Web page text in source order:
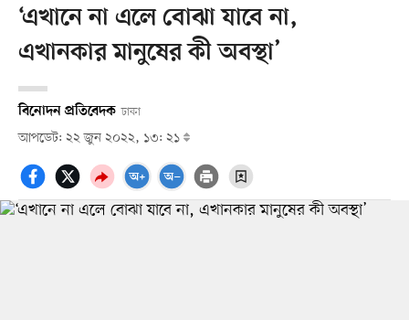
‘এখানে না এলে বোঝা যাবে না,
এখানকার মানুষের কী অবস্থা’
বিনোদন প্রতিবেদক ঢাকা
আপডেট: ২২ জুন ২০২২, ১৩: ২১